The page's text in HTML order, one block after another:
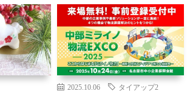
2025.10.06 タイアップ2